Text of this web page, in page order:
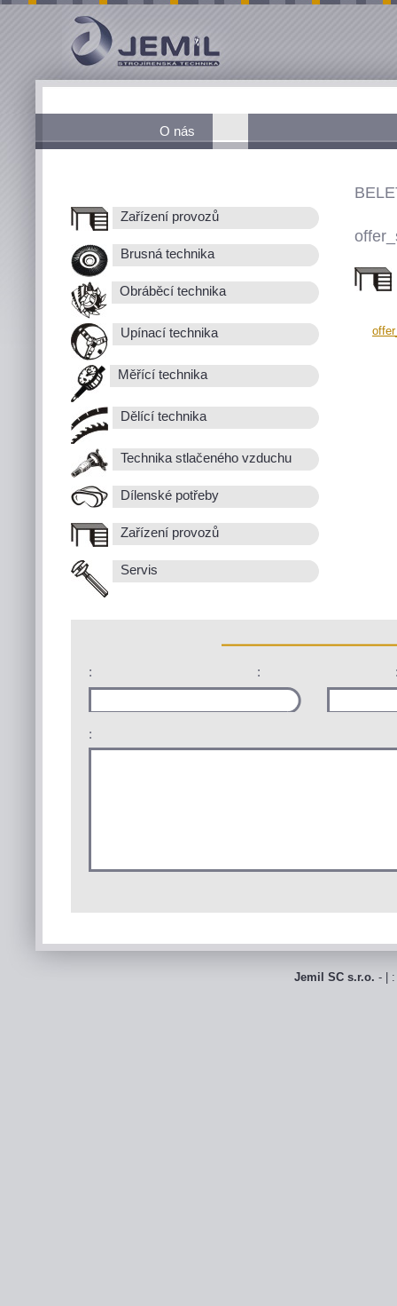
O nás
Zařízení provozů
Brusná technika
Obráběcí technika
Upínací technika
Měřící technika
Dělící technika
Technika stlačeného vzduchu
Dílenské potřeby
Zařízení provozů
Servis
: :
:
Jemil SC s.r.o. - |